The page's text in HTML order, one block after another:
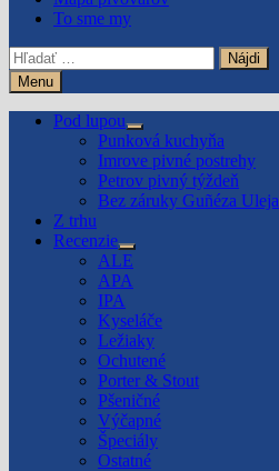
To sme my
Hľadať:
Menu
Pod lupou
Show
sub
menu
Punková kuchyňa
Imrove pivné postrehy
Petrov pivný týždeň
Bez záruky Guñéza Uleja
Z trhu
Recenzie
Show
sub
menu
ALE
APA
IPA
Kyseláče
Ležiaky
Ochutené
Porter & Stout
Pšeničné
Výčapné
Špeciály
Ostatné